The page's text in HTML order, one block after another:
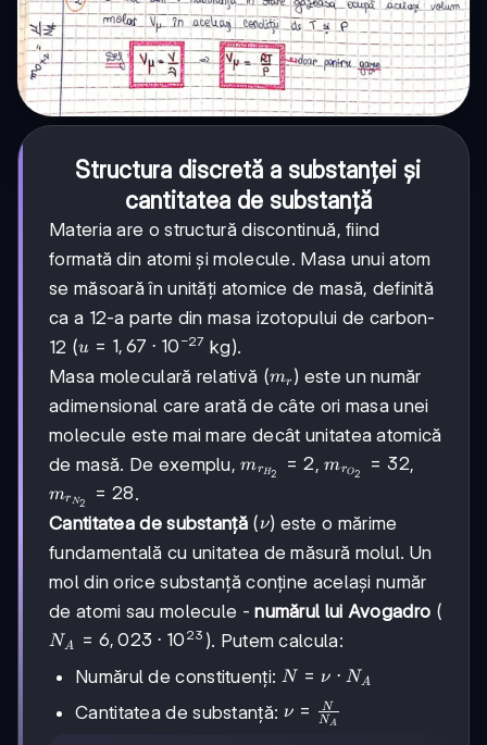
Structura discretă a substanței și
cantitatea de substanță
Materia are o structură discontinuă, fiind
formată din atomi și molecule. Masa unui atom
se măsoară în unități atomice de masă, definită
ca a 12-a parte din masa izotopului de carbon-
12 (u = 1,67
\cdot
10^{-27}
u = 1, 67 ⋅ 10 −27 kg).
Masa moleculară relativă (m_r
mr ) este un număr
adimensional care arată de câte ori masa unei
molecule este mai mare decât unitatea atomică
de masă. De exemplu,m_{r_{H_2}}
mrH2 = 2,m_{r_{O_2}}
= 32
mrO2 = 32,
m_{r_{N_2}}
= 28
mrN2 = 28.
Cantitatea de substanță(\nu
ν) este o mărime
fundamentală cu unitatea de măsură molul. Un
mol din orice substanță conține același număr
de atomi sau molecule -numărul lui Avogadro (
N_A =
\cdot
10^{23}
NA = 6, 023 ⋅ 10 23 ). Putem calcula:
Numărul de constituenți: N =
\cdot
N = ν ⋅ NA
Cantitatea de substanță: \nu =
\frac{N}
ν = NA
N